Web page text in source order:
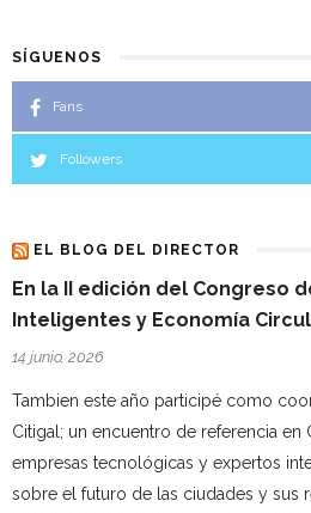
SÍGUENOS
Fans
Followers
EL BLOG DEL DIRECTOR
En la II edición del Congreso
Inteligentes y Economía
14 junio, 2026
Tambien este año participé como
Citigal; un encuentro de referencia en
empresas tecnológicas y expertos
sobre el futuro de las ciudades y sus